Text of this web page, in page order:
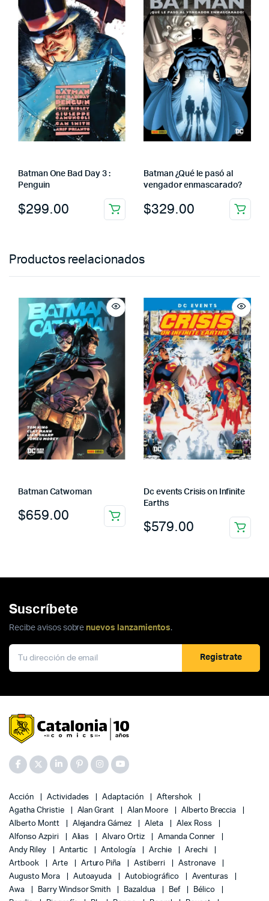
Batman One Bad Day 3 :
Penguin
$299.00
Batman ¿Qué le pasó al
vengador enmascarado?
$329.00
Productos reelacionados
Batman Catwoman
$659.00
Dc events Crisis on Infinite
Earths
$579.00
Suscríbete
Recibe avisos sobre nuevos lanzamientos.
Registrate
Acción Actividades Adaptación
Aftershok
Agatha Christie
Alan Grant Alan Moore
Alberto Breccia
Alberto Montt
Alejandra Gámez Aleta
Alex Ross
Alfonso Azpiri
Alias Alvaro Ortiz
Amanda Conner
Andy Riley
Antartic Antología Archie
Arechi
Artbook
Arte Arturo Piña Astiberri
Astronave
Augusto Mora
Autoayuda Autobiográfico
Aventuras
Awa
Barry Windsor Smith Bazaldua Bef
Bélico